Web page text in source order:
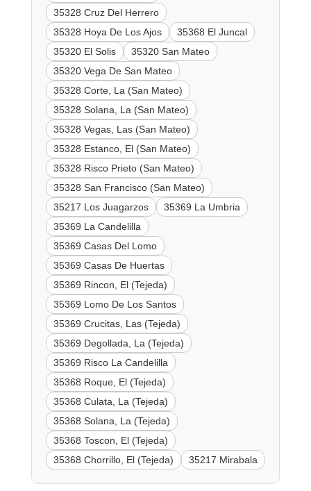
35328 Cruz Del Herrero
35328 Hoya De Los Ajos
35368 El Juncal
35320 El Solis
35320 San Mateo
35320 Vega De San Mateo
35328 Corte, La (San Mateo)
35328 Solana, La (San Mateo)
35328 Vegas, Las (San Mateo)
35328 Estanco, El (San Mateo)
35328 Risco Prieto (San Mateo)
35328 San Francisco (San Mateo)
35217 Los Juagarzos
35369 La Umbria
35369 La Candelilla
35369 Casas Del Lomo
35369 Casas De Huertas
35369 Rincon, El (Tejeda)
35369 Lomo De Los Santos
35369 Crucitas, Las (Tejeda)
35369 Degollada, La (Tejeda)
35369 Risco La Candelilla
35368 Roque, El (Tejeda)
35368 Culata, La (Tejeda)
35368 Solana, La (Tejeda)
35368 Toscon, El (Tejeda)
35368 Chorrillo, El (Tejeda)
35217 Mirabala